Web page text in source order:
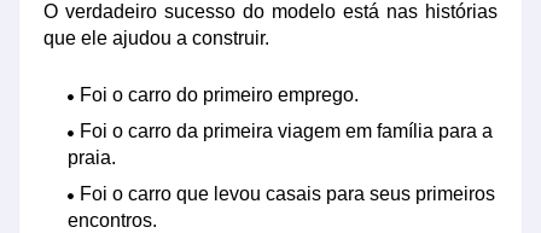
O verdadeiro sucesso do modelo está nas histórias
que ele ajudou a construir.
Foi o carro do primeiro emprego.
Foi o carro da primeira viagem em família para a
praia.
Foi o carro que levou casais para seus primeiros
encontros.